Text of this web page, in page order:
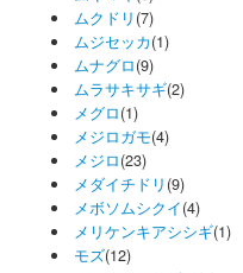
ムクドリ (7)
ムジセッカ(1)
ムナグロ(9)
ムラサキサギ(2)
メグロ(1)
メジロガモ(4)
メジロ(23)
メダイチドリ (9)
メボソムシクイ(4)
メリケンキアシシギ(1)
モズ(12)